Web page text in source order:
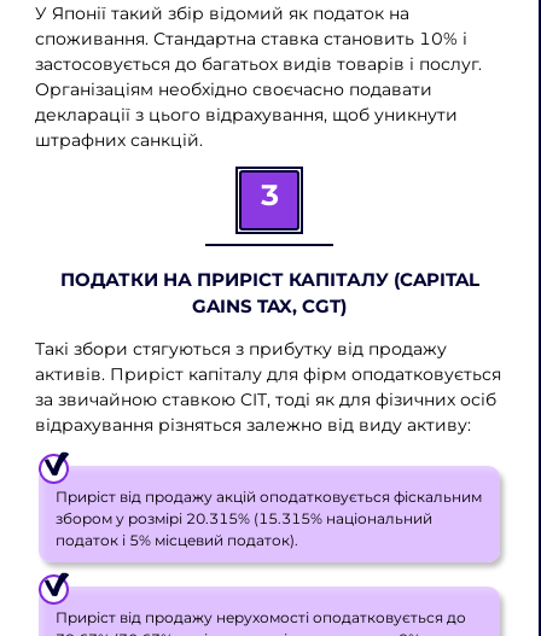
У Японії такий збір відомий як податок на
споживання. Стандартна ставка становить 10% і
застосовується до багатьох видів товарів і послуг.
Організаціям необхідно своєчасно подавати
декларації з цього відрахування, щоб уникнути
штрафних санкцій.
3
ПОДАТКИ НА ПРИРІСТ КАПІТАЛУ (CAPITAL
GAINS TAX, CGT)
Такі збори стягуються з прибутку від продажу
активів. Приріст капіталу для фірм оподатковується
за звичайною ставкою CIT, тоді як для фізичних осіб
відрахування різняться залежно від виду активу:
Приріст від продажу акцій оподатковується фіскальним
збором у розмірі 20.315% (15.315% національний
податок і 5% місцевий податок).
Приріст від продажу нерухомості оподатковується до